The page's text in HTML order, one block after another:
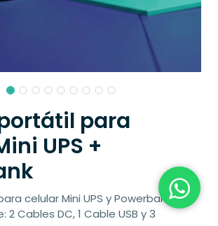
para
UPS +
celular Mini UPS y Powerbank de
2 Cables DC, 1 Cable USB y 3